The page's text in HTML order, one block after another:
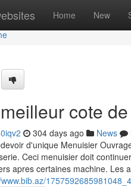
Home New
cote
304 days ago News
d'unique Menuisier
Ceci menuisier doit
apres certaines machine. Les